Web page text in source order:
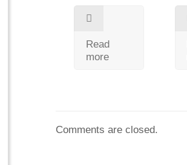
Read
more
Comments are closed.